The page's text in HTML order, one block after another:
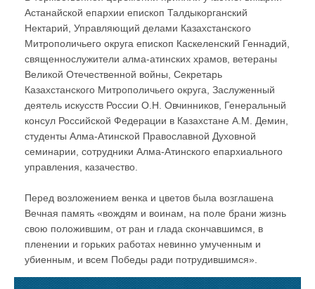
Астанайской епархии епископ Талдыкорганский
Нектарий, Управляющий делами Казахстанского
Митрополичьего округа епископ Каскеленский Геннадий,
священнослужители алма-атинских храмов, ветераны
Великой Отечественной войны, Секретарь
Казахстанского Митрополичьего округа, Заслуженный
деятель искусств России О.Н. Овчинников, Генеральный
консул Российской Федерации в Казахстане А.М. Демин,
студенты Алма-Атинской Православной Духовной
семинарии, сотрудники Алма-Атинского епархиального
управления, казачество.
Перед возложением венка и цветов была возглашена
Вечная память «вождям и воинам, на поле брани жизнь
свою положившим, от ран и глада скончавшимся, в
пленении и горьких работах невинно умученным и
убиенным, и всем Победы ради потрудившимся».